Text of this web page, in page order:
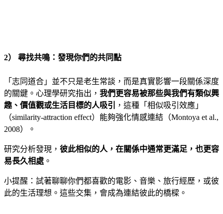
2） 尋找共鳴：發現你們的共同點
「志同道合」並不只是老生常談，而是真實影響一段關係深度
的關鍵。心理學研究指出， 我們更容易被那些與我們有類似興
趣、價值觀或生活目標的人吸引
，這種「相似吸引效應」
（similarity-attraction effect）能夠強化情感連結（Montoya et al.,
2008）。
研究分析發現， 彼此相似的人，在關係中通常更滿足，也更容
易長久相處 。
小提醒：試著聊聊你們都喜歡的電影、音樂、旅行經歷，或彼
此的生活理想。這些交集，會成為連結彼此的橋樑。